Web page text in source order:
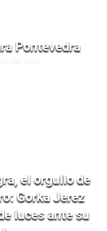
Pontevedra
el orgullo de
Gorka Jerez
luces ante su